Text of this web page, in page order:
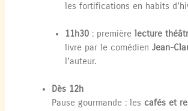
les fortifications en habits
11h30 : premièrelecture
livre par le comédienJean-
l’auteur.
Dès 12h
Pause gourmande : les cafés et